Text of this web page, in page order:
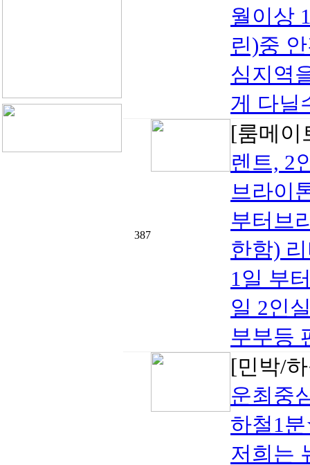
월이상
린)중
심지역
게 다닐
387
[룸메
렌트, 2
브라이
부터브
한함)
1일 부
일 2인
부부등
[민박/
운최중
하철1
저희는